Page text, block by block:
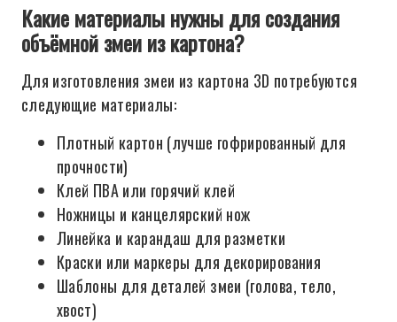
Какие материалы нужны для создания
объёмной змеи из картона?
Для изготовления змеи из картона 3D потребуются
следующие материалы:
Плотный картон (лучше гофрированный для
прочности)
Клей ПВА или горячий клей
Ножницы и канцелярский нож
Линейка и карандаш для разметки
Краски или маркеры для декорирования
Шаблоны для деталей змеи (голова, тело,
хвост)